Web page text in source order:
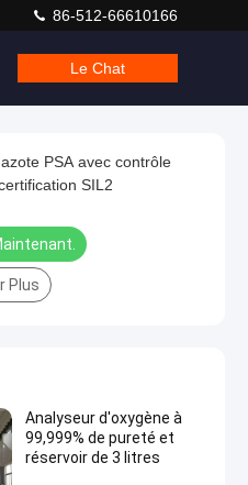
86-512-66610166
Le Chat
PSA avec contrôle
SIL2
Plus
Analyseur d'oxygène à
99,999% de pureté et
réservoir de 3 litres